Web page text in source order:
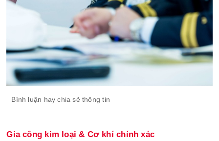
Bình luận hay chia sẻ thông tin
Gia công kim loại & Cơ khí chính xác